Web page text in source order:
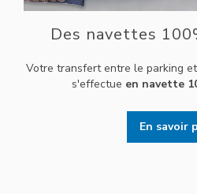
Des navettes
Votre transfert entre le parking
s'effectue en navette
En savoir